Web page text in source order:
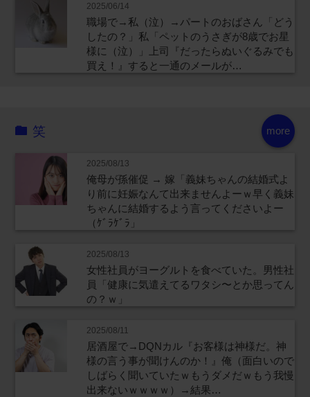
2025/06/14
職場で→私（泣）→パートのおばさん「どう
したの？」私「ペットのうさぎが8歳でお星
様に（泣）」上司『だったらぬいぐるみでも
買え！』すると一通のメールが…
more
笑
2025/08/13
俺母が孫催促 → 嫁「義妹ちゃんの結婚式よ
り前に妊娠なんて出来ませんよーｗ早く義妹
ちゃんに結婚するよう言ってくださいよー
（ｹﾞﾗｹﾞﾗ」
2025/08/13
女性社員がヨーグルトを食べていた。男性社
員「健康に気遣えてるワタシ〜とか思ってん
の？ｗ」
2025/08/11
居酒屋で→DQNカル『お客様は神様だ。神
様の言う事が聞けんのか！』俺（面白いので
しばらく聞いていたｗもうダメだｗもう我慢
出来ないｗｗｗｗ）→結果…